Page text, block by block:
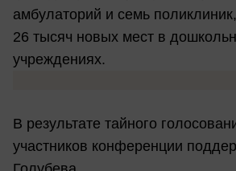
амбулаторий и семь
26 тысяч новых мест в
учреждениях.
В результате тайного
участников конференции